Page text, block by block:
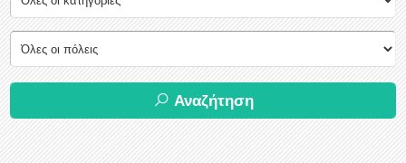
Αναζήτηση